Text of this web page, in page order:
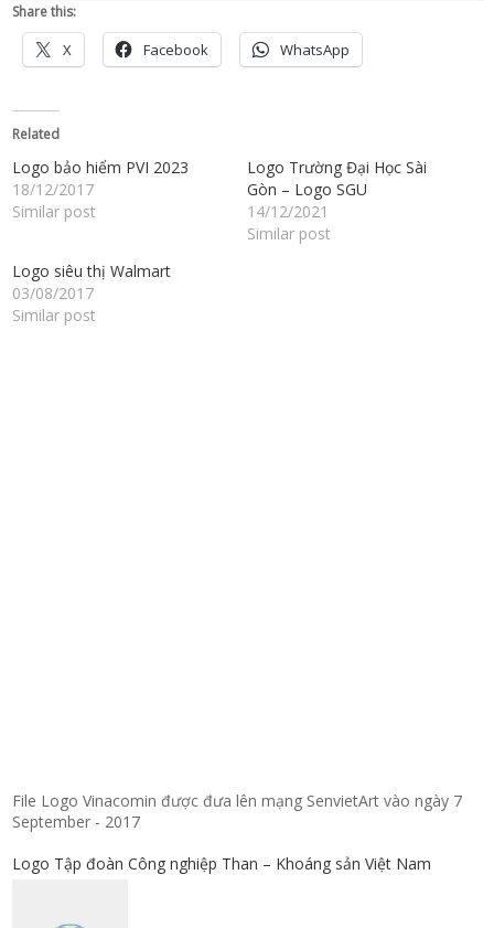
Share this:
X Facebook WhatsApp
Related
Logo bảo hiểm PVI 2023
18/12/2017
Similar post
Logo Trường Đại Học Sài
Gòn – Logo SGU
14/12/2021
Similar post
Logo siêu thị Walmart
03/08/2017
Similar post
File Logo Vinacomin được đưa lên mạng SenvietArt vào ngày 7
September - 2017
Logo Tập đoàn Công nghiệp Than – Khoáng sản Việt Nam